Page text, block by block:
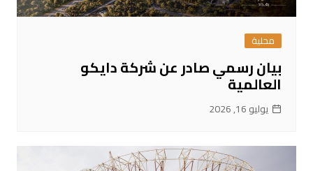
محلية
بيان رسمي صادر عن شركة دايكو
العالمية
يوليو 16, 2026